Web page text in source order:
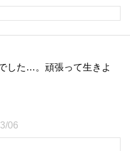
した…。頑張って生きよ
06